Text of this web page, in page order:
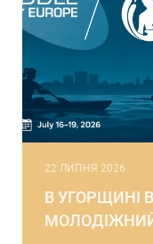
22 ЛИПНЯ 2026
В УГОРЩИНІ